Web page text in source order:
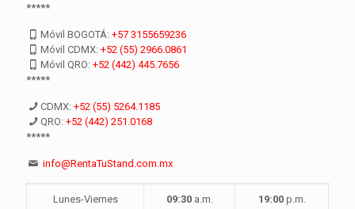
*****
Móvil BOGOTÁ:+57 3155659236
Móvil CDMX:+52 (55) 2966.0861
Móvil QRO:+52 (442) 445.7656
*****
CDMX:+52 (55) 5264.1185
QRO:+52 (442) 251.0168
*****
info@RentaTuStand.com.mx
Lunes-Viernes 09:30a.m. 19:00p.m.